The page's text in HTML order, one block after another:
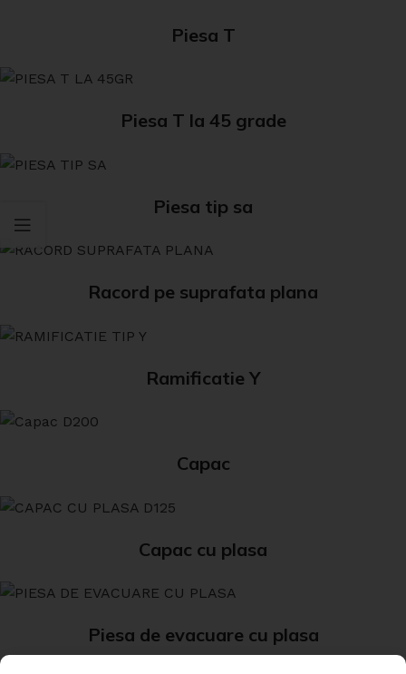
Piesa T
Piesa T la 45 grade
Piesa tip sa
Racord pe suprafata plana
Ramificatie Y
Capac
Capac cu plasa
Piesa de evacuare cu plasa